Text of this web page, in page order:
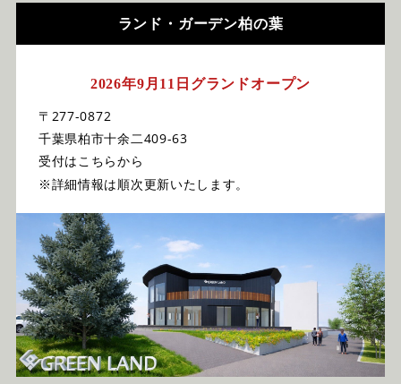
ランド・ガーデン柏の葉
2026年9月11日グランドオープン
〒277-0872
千葉県柏市十余二409-63
受付はこちらから
※詳細情報は順次更新いたします。